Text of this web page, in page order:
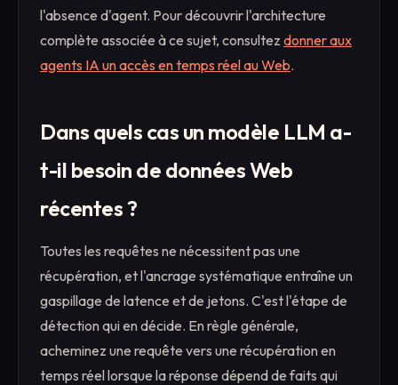
l'absence d'agent. Pour découvrir l'architecture
complète associée à ce sujet, consultez donner aux
agents IA un accès en temps réel au Web.
Dans quels cas un modèle LLM a-
t-il besoin de données Web
récentes ?
Toutes les requêtes ne nécessitent pas une
récupération, et l'ancrage systématique entraîne un
gaspillage de latence et de jetons. C'est l'étape de
détection qui en décide. En règle générale,
acheminez une requête vers une récupération en
temps réel lorsque la réponse dépend de faits qui